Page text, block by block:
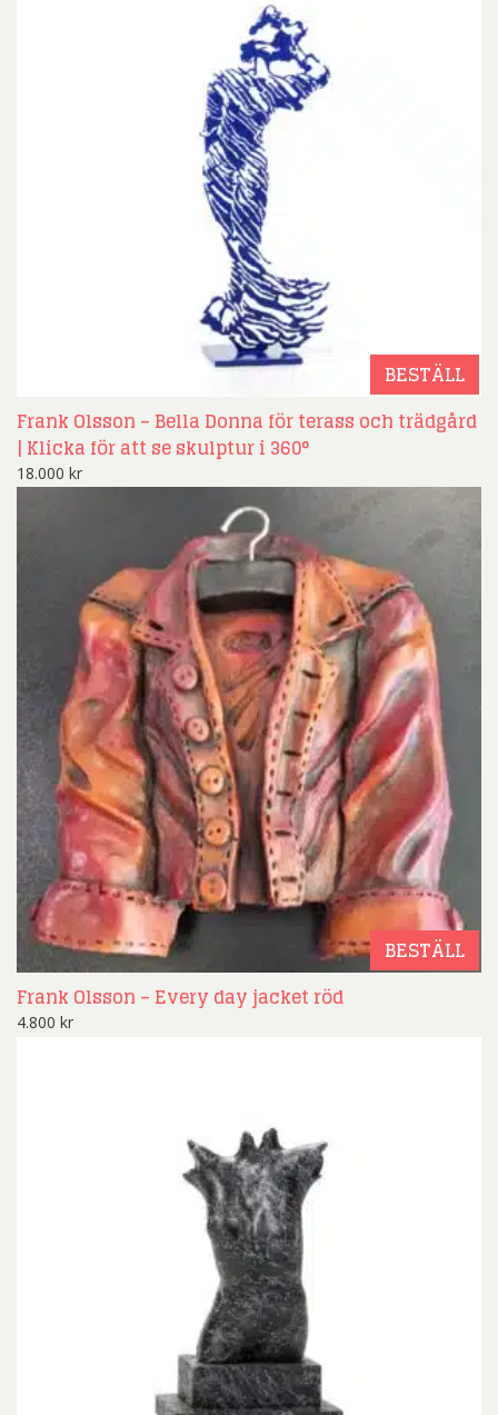
BESTÄLL
Frank Olsson – Bella Donna för terass och trädgård
| Klicka för att se skulptur i 360°
18.000 kr
BESTÄLL
Frank Olsson – Every day jacket röd
4.800 kr